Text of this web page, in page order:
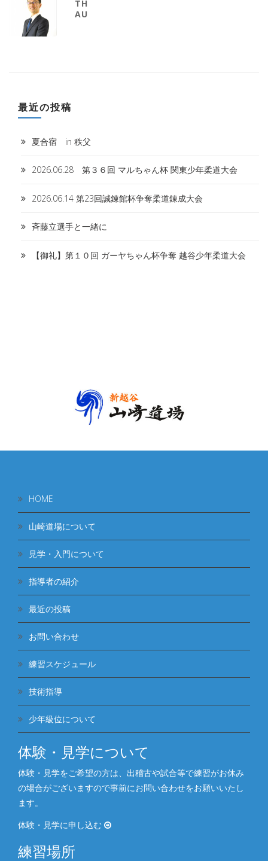
THE
AUTHOR
最近の投稿
夏合宿 in 秩父
2026.06.28 第３６回 マルちゃん杯 関東少年柔道大会
2026.06.14 第23回誠錬館杯争奪柔道錬成大会
斉藤立選手と一緒に
【御礼】第１０回 ガーヤちゃん杯争奪 越谷少年柔道大会
HOME
山崎道場について
見学・入門について
指導者の紹介
最近の投稿
お問い合わせ
練習スケジュール
技術指導
少年級位について
体験・見学について
体験・見学をご希望の方は、出稽古や試合等で練習がお休み
の場合がございますので事前にお問い合わせをお願いいたし
ます。
体験・見学に申し込む
練習場所